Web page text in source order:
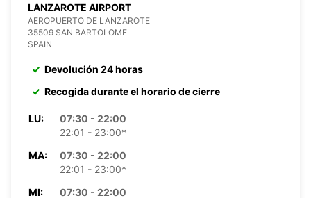
LANZAROTE AIRPORT
AEROPUERTO DE LANZAROTE
35509 SAN BARTOLOME
SPAIN
Devolución 24 horas
Recogida durante el horario de cierre
LU:
07:30 - 22:00
22:01 - 23:00*
MA:
07:30 - 22:00
22:01 - 23:00*
MI:
07:30 - 22:00